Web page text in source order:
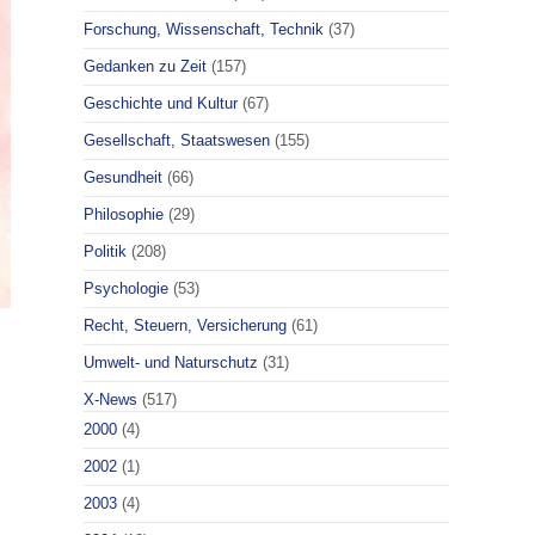
Forschung, Wissenschaft, Technik (37)
Gedanken zu Zeit (157)
Geschichte und Kultur (67)
Gesellschaft, Staatswesen (155)
Gesundheit (66)
Philosophie (29)
Politik (208)
Psychologie (53)
Recht, Steuern, Versicherung (61)
Umwelt- und Naturschutz (31)
X-News (517)
2000 (4)
2002 (1)
2003 (4)